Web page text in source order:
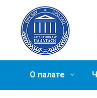
О палате